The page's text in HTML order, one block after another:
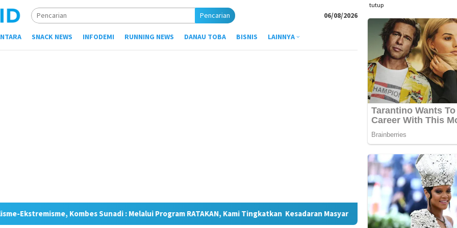
tutup
Pencarian 06/08/2026
SNACK NEWS INFODEMI RUNNING NEWS DANAU TOBA BISNIS LAINNYA
Sunadi : Melalui Program RATAKAN, Kami Tingkatkan Kesadaran Masyarakat Indosat Catat Pertumbuhan Trafik Data